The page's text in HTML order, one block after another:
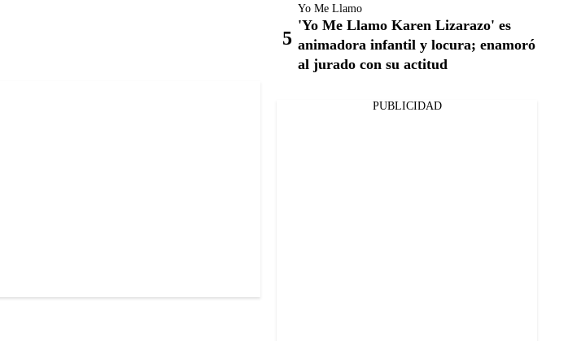
Yo Me Llamo
'Yo Me Llamo Karen Lizarazo' es
animadora infantil y locura; enamoró
al jurado con su actitud
PUBLICIDAD